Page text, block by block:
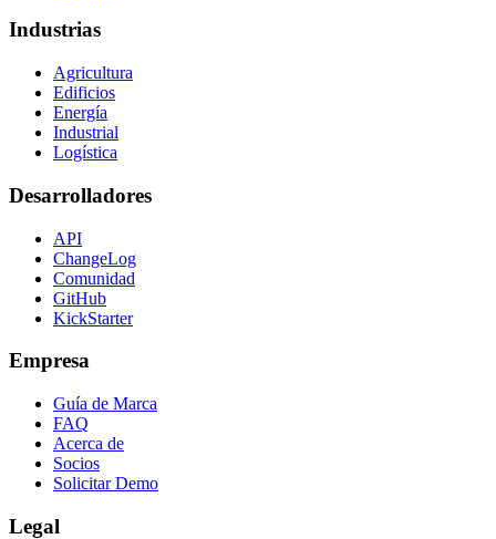
Industrias
Agricultura
Edificios
Energía
Industrial
Logística
Desarrolladores
API
ChangeLog
Comunidad
GitHub
KickStarter
Empresa
Guía de Marca
FAQ
Acerca de
Socios
Solicitar Demo
Legal